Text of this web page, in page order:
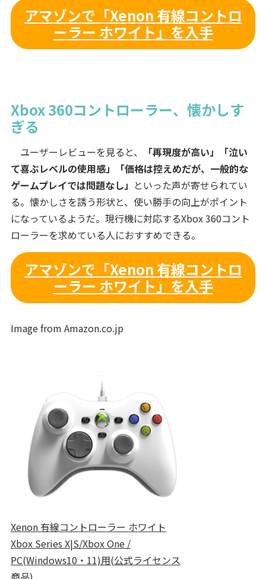
アマゾンで「Xenon 有線コントロ
ーラー ホワイト」を入手
Xbox 360コントローラー、懐かしす
ぎる
ユーザーレビューを見ると、
「再現度が高い」「泣い
て喜ぶレベルの使用感」「価格は控えめだが、一般的な
ゲームプレイでは問題なし」 といった声が寄せられてい
る。懐かしさを誘う形状と、使い勝手の向上がポイント
になっているようだ。現行機に対応するXbox 360コント
ローラーを求めている人におすすめできる。
アマゾンで「Xenon 有線コントロ
ーラー ホワイト」を入手
Image from Amazon.co.jp
Xenon 有線コントローラー ホワイト
Xbox Series X|S/Xbox One /
PC(Windows10・11)用(公式ライセンス